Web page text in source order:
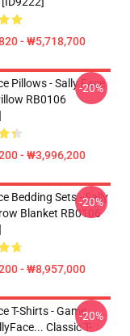
- ₩5,718,700
Pillows - Sally Face
RB0106
- ₩3,996,200
-20%
Bedding Sets - Sally
Blanket RB0106
- ₩8,957,000
-20%
T-Shirts - Game
Classic T-
-20%